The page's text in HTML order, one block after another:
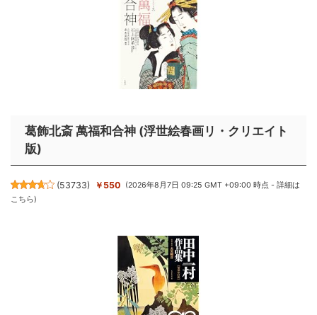
葛飾北斎 萬福和合神 (浮世絵春画リ・クリエイト
版)
(53733) ￥550 (2026年8月7日 09:25 GMT +09:00 時点 -詳細は
こちら)